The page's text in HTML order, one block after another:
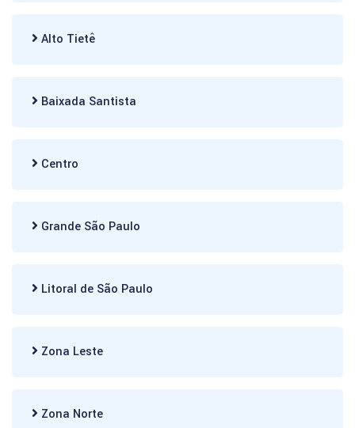
Alto Tietê
Baixada Santista
Centro
Grande São Paulo
Litoral de São Paulo
Zona Leste
Zona Norte